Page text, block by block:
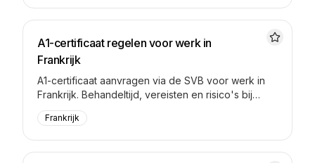
A1-certificaat regelen voor werk in
Frankrijk
A1-certificaat aanvragen via de SVB voor werk in
Frankrijk. Behandeltijd, vereisten en risico's bij
ontbreken.
Frankrijk